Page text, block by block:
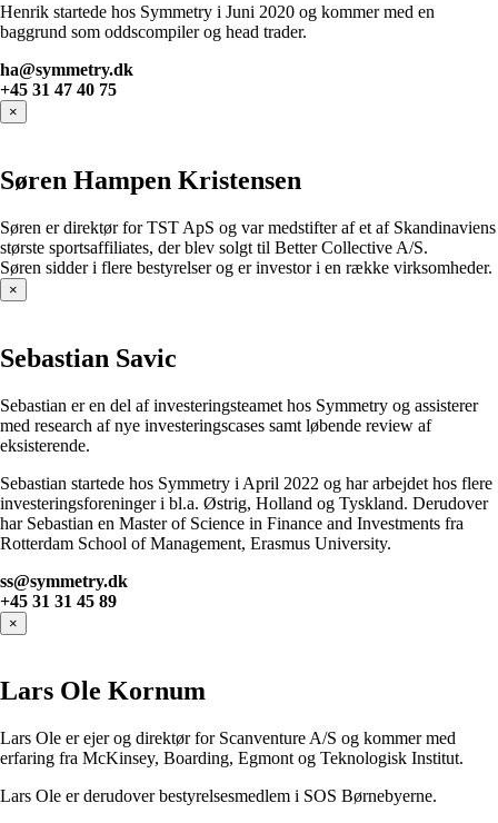
Henrik startede hos Symmetry i Juni 2020 og kommer med en
baggrund som oddscompiler og head trader.
ha@symmetry.dk
+45 31 47 40 75
×
Søren Hampen Kristensen
Søren er direktør for TST ApS og var medstifter af et af Skandinaviens
største sportsaffiliates, der blev solgt til Better Collective A/S.
Søren sidder i flere bestyrelser og er investor i en række virksomheder.
×
Sebastian Savic
Sebastian er en del af investeringsteamet hos Symmetry og assisterer
med research af nye investeringscases samt løbende review af
eksisterende.
Sebastian startede hos Symmetry i April 2022 og har arbejdet hos flere
investeringsforeninger i bl.a. Østrig, Holland og Tyskland. Derudover
har Sebastian en Master of Science in Finance and Investments fra
Rotterdam School of Management, Erasmus University.
ss@symmetry.dk
+45 31 31 45 89
×
Lars Ole Kornum
Lars Ole er ejer og direktør for Scanventure A/S og kommer med
erfaring fra McKinsey, Boarding, Egmont og Teknologisk Institut.
Lars Ole er derudover bestyrelsesmedlem i SOS Børnebyerne.